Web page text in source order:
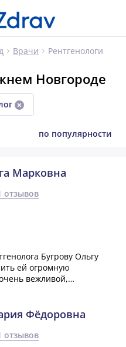
Врачи Рентгенологи
Новгороде
по популярности
Марковна
отзывов
Бугрову Ольгу
ей огромную
вежливой,
проблему, с...»
Фёдоровна
отзывов